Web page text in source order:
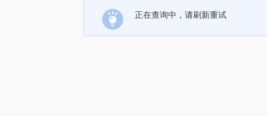
正在查询中，请刷新重试